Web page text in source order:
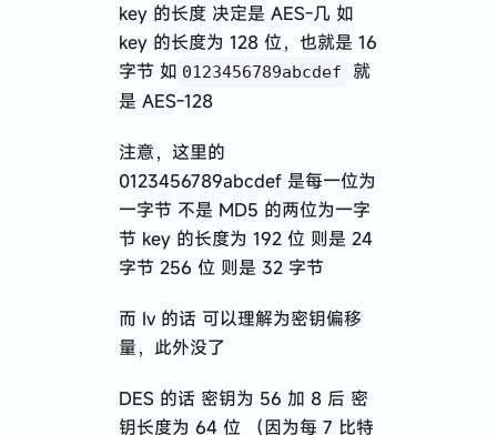
key 的长度 决定是 AES-几 如
key 的长度为 128 位，也就是 16
字节 如 0123456789abcdef
就
是 AES-128
注意，这里的
0123456789abcdef 是每一位为
一字节 不是 MD5 的两位为一字
节 key 的长度为 192 位 则是 24
字节 256 位 则是 32 字节
而 Iv 的话 可以理解为密钥偏移
量，此外没了
DES 的话 密钥为 56 加 8 后 密
钥长度为 64 位 （因为每 7 比特